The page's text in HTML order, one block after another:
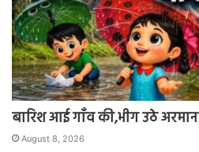
बारिश आई गाँव की,भीग उठे अरमान
August 8, 2026